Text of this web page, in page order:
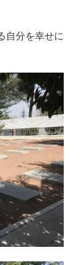
自分を幸せに